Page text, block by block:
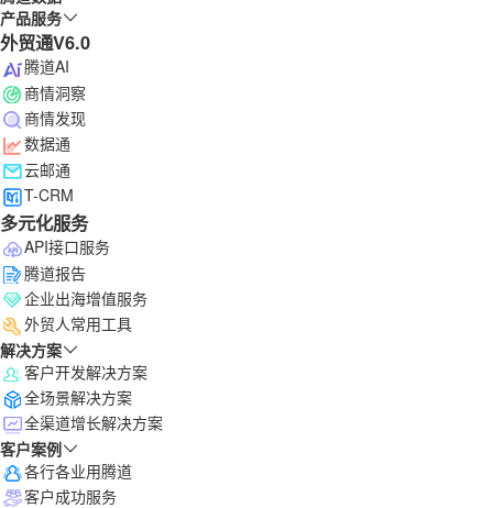
产品服务
外贸通V6.0
腾道AI
商情洞察
商情发现
数据通
云邮通
T-CRM
多元化服务
API接口服务
腾道报告
企业出海增值服务
外贸人常用工具
解决方案
客户开发解决方案
全场景解决方案
全渠道增长解决方案
客户案例
各行各业用腾道
客户成功服务